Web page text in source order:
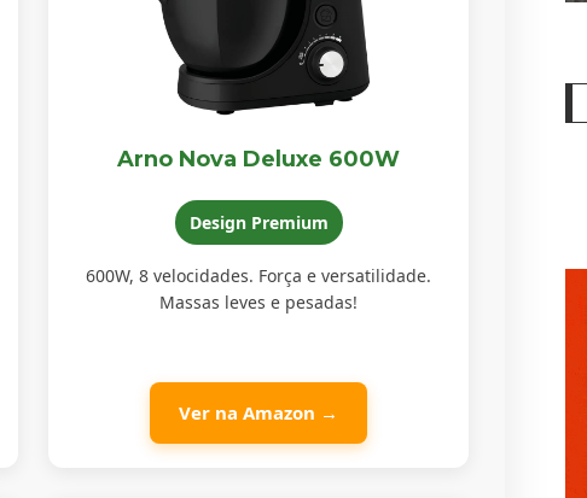
Arno Nova Deluxe 600W
Design Premium
600W, 8 velocidades. Força e versatilidade.
Massas leves e pesadas!
Ver na Amazon →